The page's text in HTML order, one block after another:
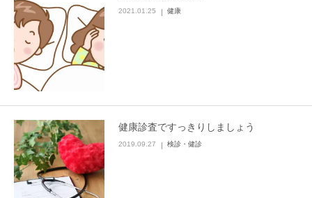
2021.01.25 健康
健康診査ですっきりしましょう
2019.09.27 検診・健診